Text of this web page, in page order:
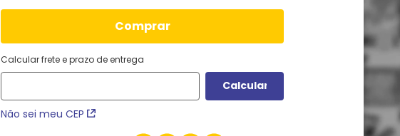
comprar
Calcular frete e prazo de entrega
Não sei meu CEP